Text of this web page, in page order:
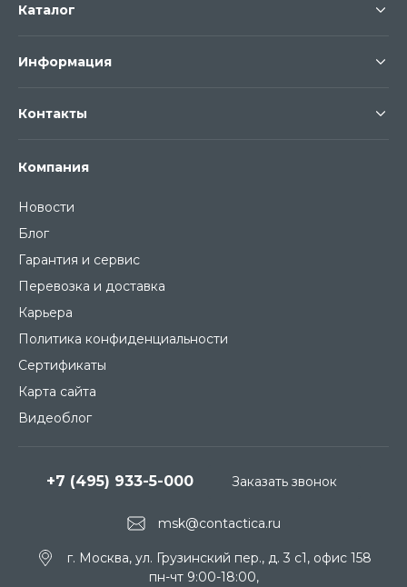
Компания
Новости
Блог
Гарантия и сервис
Перевозка и доставка
Карьера
Политика конфиденциальности
Сертификаты
Карта сайта
Видеоблог
Каталог
Информация
Контакты
msk@contactica.ru
+7 (495) 933-5-000
г. Москва, ул. Грузинский пер., д. 3 c1, офис 158
пн-чт 9:00-18:00,
Заказать звонок